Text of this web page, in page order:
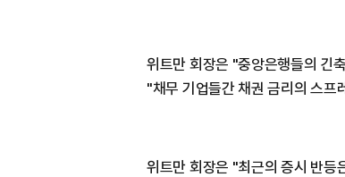
위트만 회장은 "중앙은행들의 긴
"채무 기업들간 채권 금리의 스프
위트만 회장은 "최근의 증시 반등